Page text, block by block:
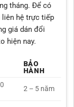
tháng. Để có
hệ trực tiếp
giá dán đổi
hiện nay.
BẢO
HÀNH
2 – 5 năm